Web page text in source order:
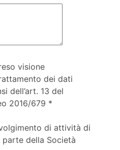
visione
dei dati
dell’art. 13 del
2016/679 *
di attività di
della Società